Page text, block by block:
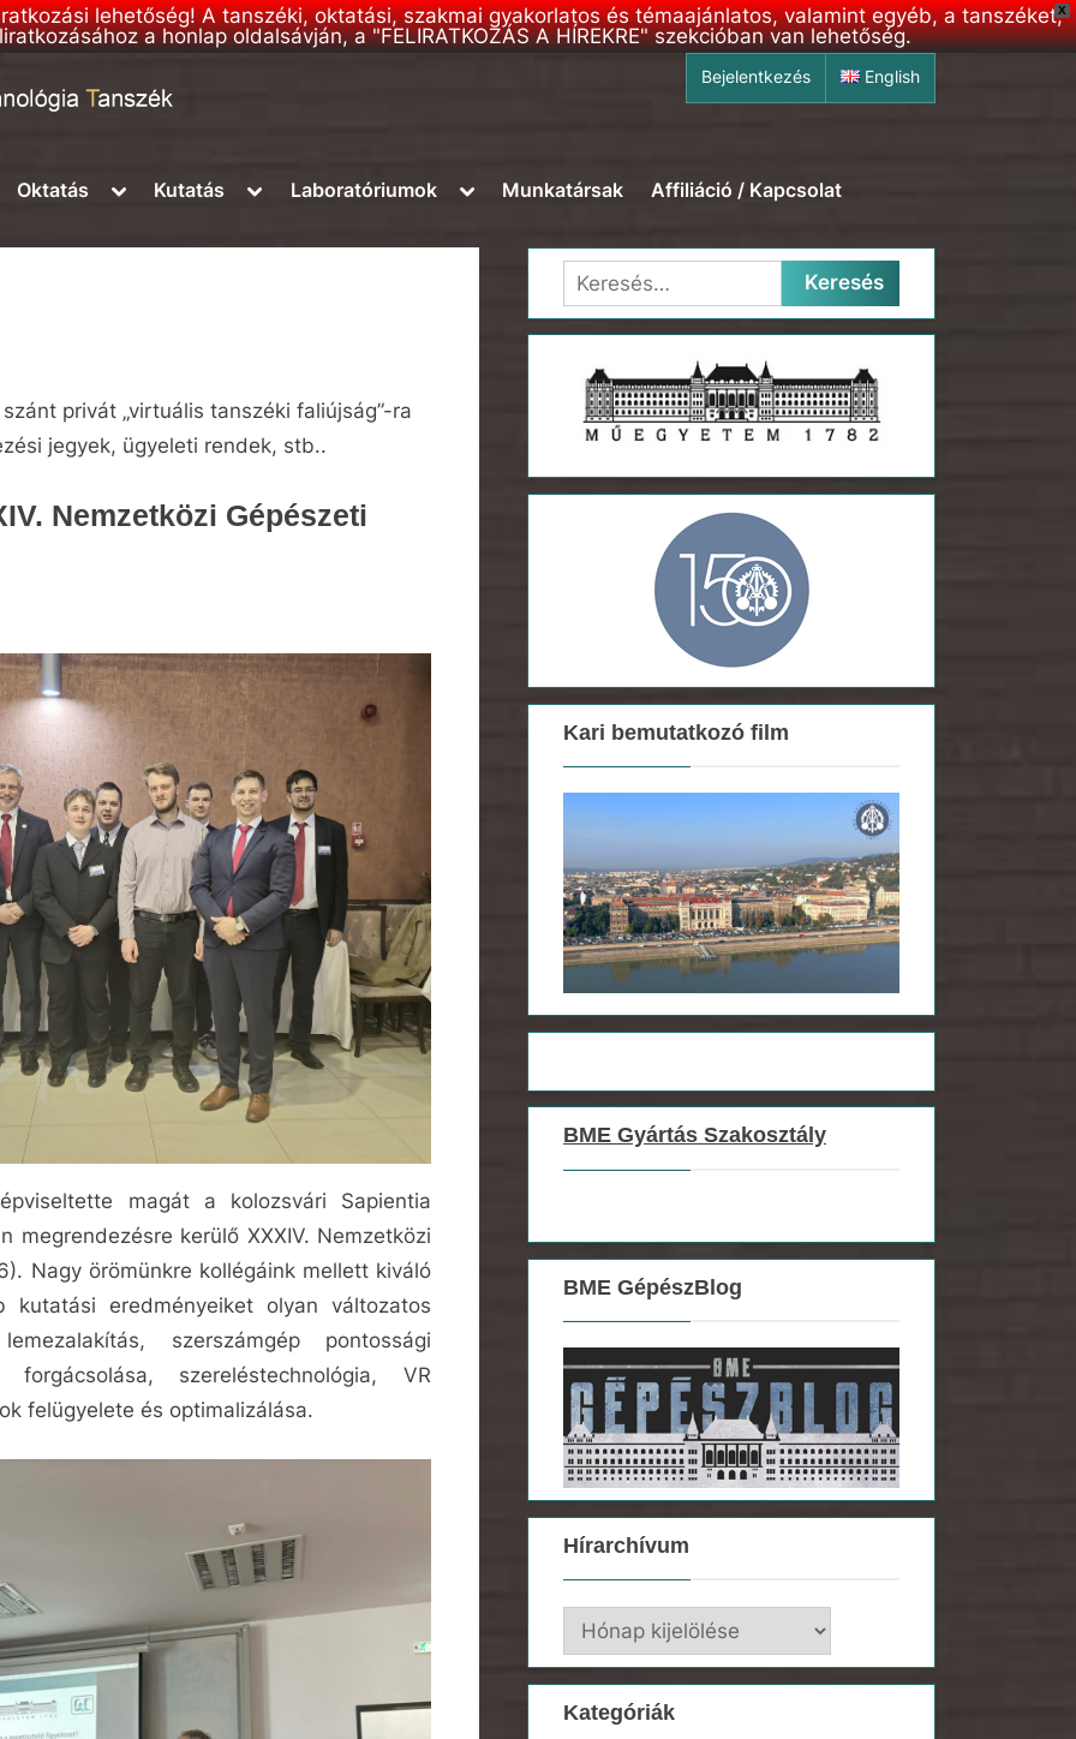
X
lehetőség! A tanszéki, oktatási, szakmai gyakorlatos és témaajánlatos, valamint egyéb, a tanszéket,
a honlap oldalsávján, a "FELIRATKOZÁS A HÍREKRE" szekcióban van lehetőség.
Bejelentkezés English
Oktatás
ToggleKutatás
ToggleLaboratóriumok
ToggleMunkatársak Affiliáció / Kapcsolat
privát „virtuális tanszéki faliújság”-ra
jegyek, ügyeleti rendek, stb..
Nemzetközi Gépészeti
magát a kolozsvári Sapientia
megrendezésre kerülő XXXIV. Nemzetközi
Nagy örömünkre kollégáink mellett kiváló
kutatási eredményeiket olyan változatos
szerszámgép pontossági
szereléstechnológia, VR
felügyelete és optimalizálása.
Keresés:
Kari bemutatkozó film
BME Gyártás Szakosztály
BME GépészBlog
Hírarchívum
Hírarchívum
Kategóriák